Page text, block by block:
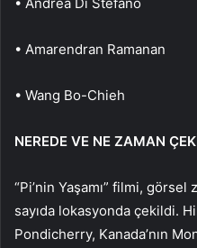
• Amarendran Ramanan
• Wang Bo-Chieh
NEREDE VE NE ZAMAN
“Pi’nin Yaşamı” filmi,
sayıda lokasyonda çekildi.
Pondicherry, Kanada’nın